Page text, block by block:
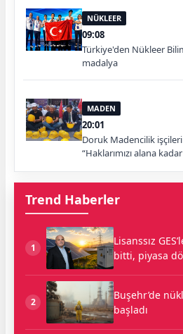
NÜKLEER
09:08
Türkiye'den Nükleer
madalya
MADEN
20:01
Doruk Madencilik
“Haklarımızı alana
Trend Haberler
1
Lisanssız
bitti, piyasa
2
Buşehr’de
başladı